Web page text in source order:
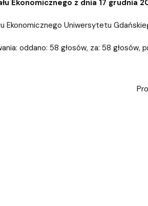
Ekonomicznego z dnia 17 grudnia
Ekonomicznego Uniwersytetu
oddano: 58 głosów, za: 58